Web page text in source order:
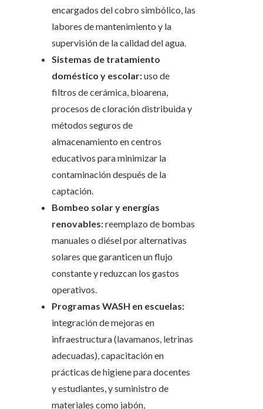
encargados del cobro simbólico, las
labores de mantenimiento y la
supervisión de la calidad del agua.
Sistemas de tratamiento
doméstico y escolar:uso de
filtros de cerámica, bioarena,
procesos de cloración distribuida y
métodos seguros de
almacenamiento en centros
educativos para minimizar la
contaminación después de la
captación.
Bombeo solar y energías
renovables:reemplazo de bombas
manuales o diésel por alternativas
solares que garanticen un flujo
constante y reduzcan los gastos
operativos.
Programas WASH en escuelas:
integración de mejoras en
infraestructura (lavamanos, letrinas
adecuadas), capacitación en
prácticas de higiene para docentes
y estudiantes, y suministro de
materiales como jabón,